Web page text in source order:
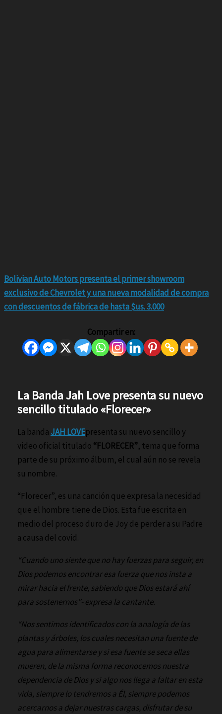
Bolivian Auto Motors presenta el primer showroom
exclusivo de Chevrolet y una nueva modalidad de compra
con descuentos de fábrica de hasta $us. 3.000
Compartir en:
La Banda Jah Love presenta su nuevo
sencillo titulado «Florecer»
La banda JAH LOVEpresenta su nuevo sencillo y
video oficial titulado “FLORECER”, tema que forma
parte de su próximo álbum, el cual aún no se revela
su nombre.
“Florecer”, es una canción que expresa la necesidad
que el hombre tiene de Dios. Esta fue escrita en
medio del proceso duro de Joy de perder a su Padre
a causa del covid.
“Cuando uno siente que no hay fuerzas para seguir, en
Dios podemos encontrar esa fuerza que nos insta a
mirar hacia el frente, sabiendo que Dios estará ahí
para sostenernos”- expresa la cantante.
“Nos sentimos identificados con la analogía de las
plantas y árboles, los cuales necesitan una fuente de
agua para alimentarse y si esa fuente se seca ellas
mueren, de la misma forma reconocemos nuestra
dependencia de Dios y si algo nos llega a faltar en esta
vida, siempre lo tendremos a Él, siempre podemos
acercarnos a dejar nuestras cargas, disfrutar de su